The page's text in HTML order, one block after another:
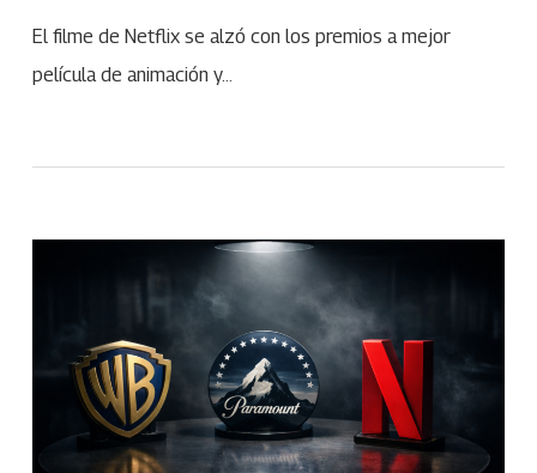
El filme de Netflix se alzó con los premios a mejor
película de animación y…